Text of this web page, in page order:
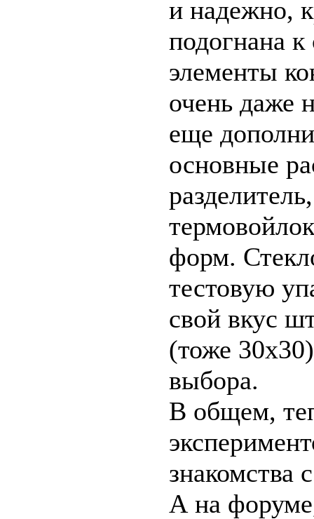
и надежно,
подогнана
элементы
очень даже
еще
основные
форм.
тестовую
свой вкус
(тоже
выбора.
В общем,
знакомства
А на